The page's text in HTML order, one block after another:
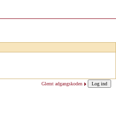
Glemt adgangskoden